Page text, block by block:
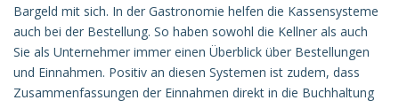
Bargeld mit sich. In der Gastronomie helfen die Kassensysteme
auch bei der Bestellung. So haben sowohl die Kellner als auch
Sie als Unternehmer immer einen Überblick über Bestellungen
und Einnahmen. Positiv an diesen Systemen ist zudem, dass
Zusammenfassungen der Einnahmen direkt in die Buchhaltung